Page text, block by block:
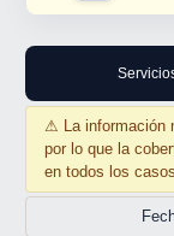
⚠ La información
por lo que la
en todos los